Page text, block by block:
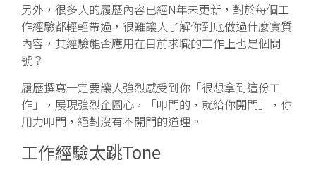
另外，很多人的履歷內容已經N年未更新，對於每個工
作經驗都輕輕帶過，很難讓人了解你到底做過什麼實質
內容，其經驗能否應用在目前求職的工作上也是個問
號？
履歷撰寫一定要讓人強烈感受到你「很想拿到這份工
作」，展現強烈企圖心，「叩門的，就給你開門」，你
用力叩門，絕對沒有不開門的道理。
工作經驗太跳Tone